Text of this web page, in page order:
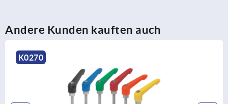
Andere Kunden kauften auch
K0270